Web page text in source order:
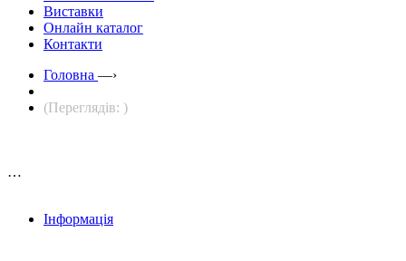
Виставки
Онлайн каталог
Контакти
Головна —›
(Переглядів: )
…
Інформація